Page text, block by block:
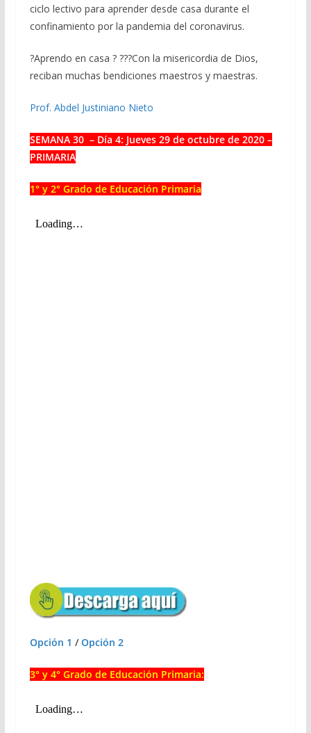
ciclo lectivo para aprender desde casa durante el
confinamiento por la pandemia del coronavirus.
?Aprendo en casa ? ???Con la misericordia de Dios,
reciban muchas bendiciones maestros y maestras.
Prof. Abdel Justiniano Nieto
SEMANA 30 – Día 4: Jueves 29 de octubre de 2020 –
PRIMARIA
1° y 2° Grado de Educación Primaria
Opción 1 /Opción 2
3° y 4° Grado de Educación Primaria: